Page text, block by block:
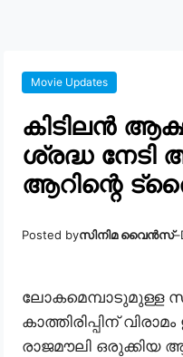
Movie Updates
കിടിലൻ
ശ്രദ്ധ
ആറിന്റെ
Posted byസിനിമ വൈൻസ്–
ലോകമെമ്പാടുമുള്ള
കാത്തിരിപ്പിന്
രാജമൗലി